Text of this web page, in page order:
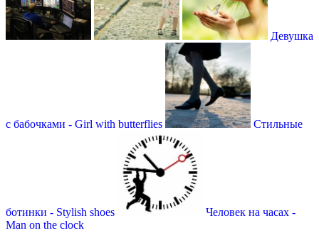
Девушка
с бабочками - Girl with butterflies Стильные
ботинки - Stylish shoes
Человек на часах -
Man on the clock